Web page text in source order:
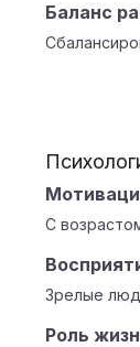
Баланс
С
Зрелые
Роль